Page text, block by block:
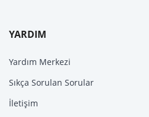
YARDIM
Yardım Merkezi
Sıkça Sorulan Sorular
İletişim